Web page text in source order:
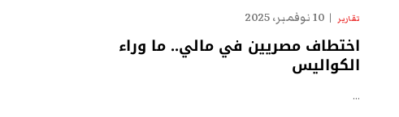
تقارير 10 نوفمبر، 2025
اختطاف مصريين في مالي.. ما وراء
الكواليس
…